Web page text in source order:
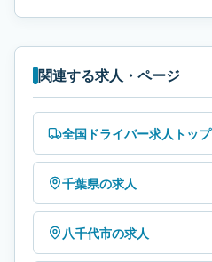
関連する求人・ページ
全国ドライバー求人トップ
千葉県の求人
八千代市の求人